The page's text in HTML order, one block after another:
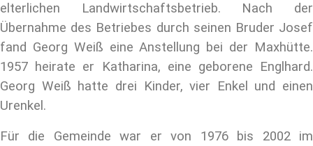
elterlichen Landwirtschaftsbetrieb. Nach der
Übernahme des Betriebes durch seinen Bruder Josef
fand Georg Weiß eine Anstellung bei der Maxhütte.
1957 heirate er Katharina, eine geborene Englhard.
Georg Weiß hatte drei Kinder, vier Enkel und einen
Urenkel.
Für die Gemeinde war er von 1976 bis 2002 im